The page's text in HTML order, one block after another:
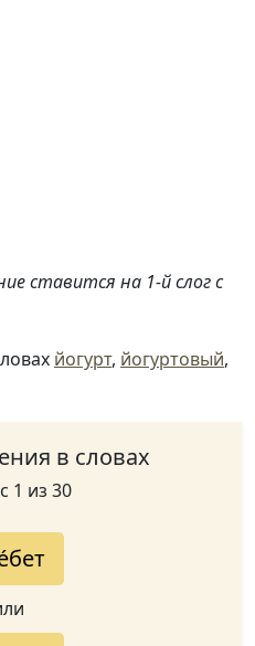
ставится на 1-й слог с
йогурт, йогуртовый,
в словах
1 из 30